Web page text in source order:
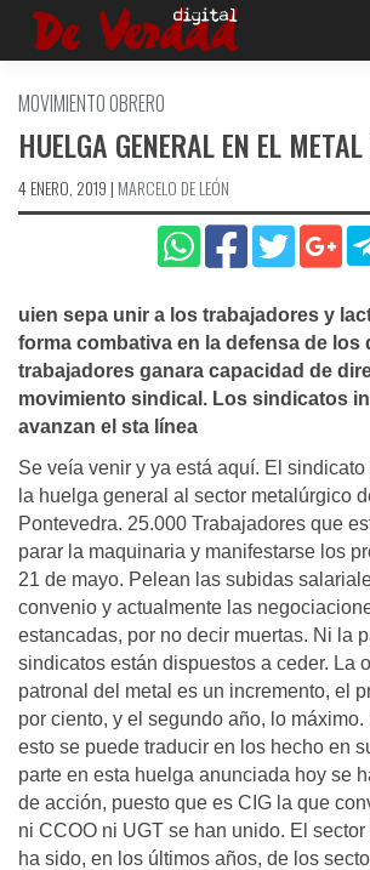
Saltar
MOVIMIENTO OBRERO
HUELGA GENERAL EN EL
4 ENERO, 2019 | MARCELO DE LEÓN
uien sepa unir a los trabajadores y
forma combativa en la defensa de los
trabajadores ganara capacidad de
movimiento sindical. Los sindicatos
avanzan el sta lí­nea
Se veía venir y ya está aquí. El
la huelga general al sector metalúrgico
Pontevedra. 25.000 Trabajadores que
parar la maquinaria y manifestarse los
21 de mayo. Pelean las subidas
convenio y actualmente las
estancadas, por no decir muertas. Ni la
sindicatos están dispuestos a ceder. La
patronal del metal es un incremento, el
por ciento, y el segundo año, lo
esto se puede traducir en los hecho en
parte en esta huelga anunciada hoy se
de acción, puesto que es CIG la que
ni CCOO ni UGT se han unido. El
ha sido, en los últimos años, de los